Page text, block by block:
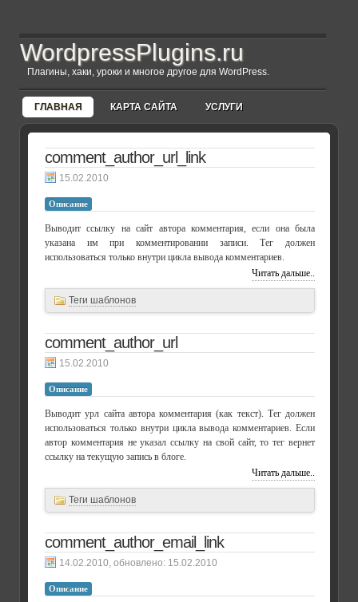
WordpressPlugins.ru
Плагины, хаки, уроки и многое другое для WordPress.
ГЛАВНАЯ КАРТА САЙТА УСЛУГИ
comment_author_url_link
15.02.2010
Описание
Выводит ссылку на сайт автора комментария, если она была
указана им при комментировании записи. Тег должен
использоваться только внутри цикла вывода комментариев.
Читать дальше..
Теги шаблонов
comment_author_url
15.02.2010
Описание
Выводит урл сайта автора комментария (как текст). Тег должен
использоваться только внутри цикла вывода комментариев. Если
автор комментария не указал ссылку на свой сайт, то тег вернет
ссылку на текущую запись в блоге.
Читать дальше..
Теги шаблонов
comment_author_email_link
15.02.2010
, обновлено:
Описание